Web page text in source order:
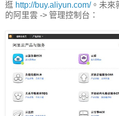
逛 http://buy.aliyun.com/。未來
的阿里雲 -> 管理控制台：